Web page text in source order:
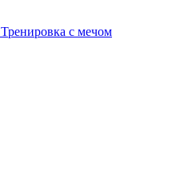
Тренировка с мечом